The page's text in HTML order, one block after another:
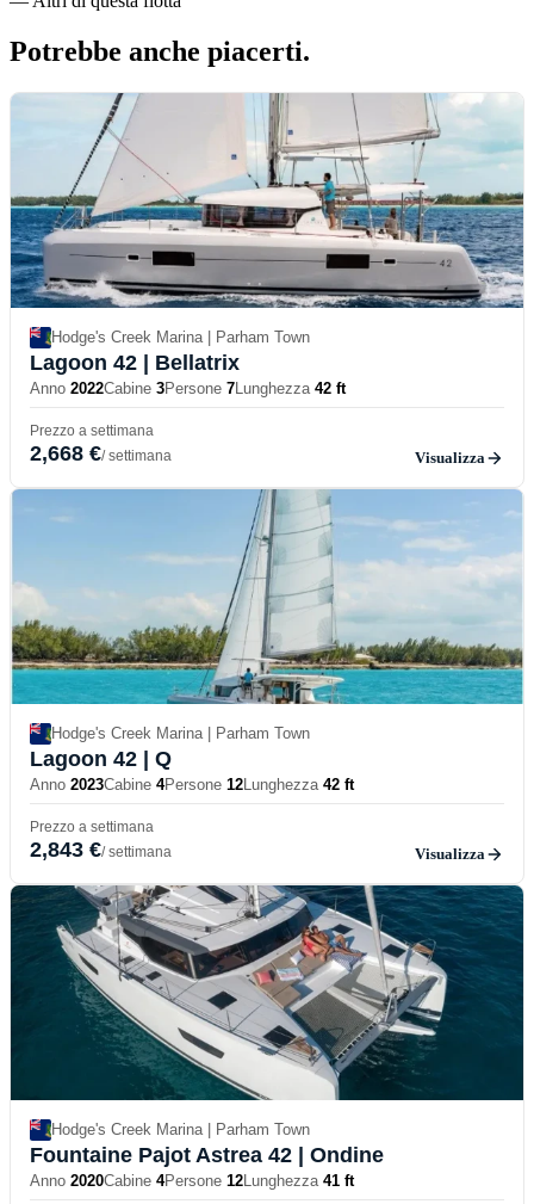
Potrebbe anche piacerti.
Hodge's Creek Marina | Parham Town
Lagoon 42 | Bellatrix
Anno 2022Cabine 3Persone 7Lunghezza 42 ft
Prezzo a settimana
2,668 €/ settimana Visualizza
Hodge's Creek Marina | Parham Town
Lagoon 42 | Q
Anno 2023Cabine 4Persone 12Lunghezza 42 ft
Prezzo a settimana
2,843 €/ settimana Visualizza
Hodge's Creek Marina | Parham Town
Fountaine Pajot Astrea 42 | Ondine
Anno 2020Cabine 4Persone 12Lunghezza 41 ft